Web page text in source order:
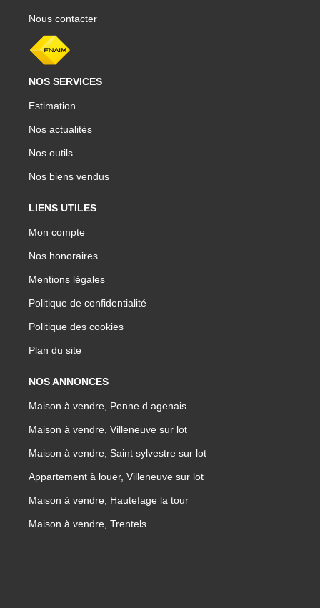
Nous contacter
NOS SERVICES
Estimation
Nos actualités
Nos outils
Nos biens vendus
LIENS UTILES
Mon compte
Nos honoraires
Mentions légales
Politique de confidentialité
Politique des cookies
Plan du site
NOS ANNONCES
Maison à vendre, Penne d agenais
Maison à vendre, Villeneuve sur lot
Maison à vendre, Saint sylvestre sur lot
Appartement à louer, Villeneuve sur lot
Maison à vendre, Hautefage la tour
Maison à vendre, Trentels